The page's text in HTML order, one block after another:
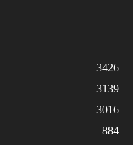
3426
3139
3016
884